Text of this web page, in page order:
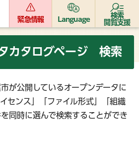
緊急情報 Language
検索
閲覧支援
カタログページ 検索
が公開しているオープンデータに
センス」「ファイル形式」「組織
同時に選んで検索することができ